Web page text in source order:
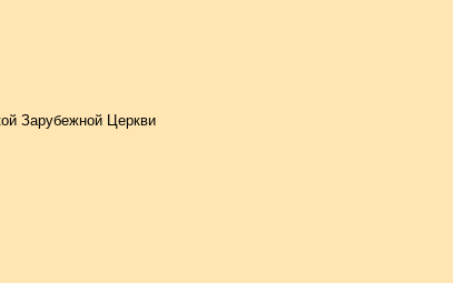
Зарубежной Церкви